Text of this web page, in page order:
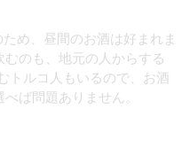
め、昼間のお酒は好まれま
のも、地元の人からする
トルコ人もいるので、お酒
ば問題ありません。